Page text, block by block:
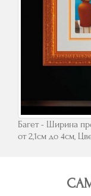
Багет - Ширина
от 2,1см до 4см,